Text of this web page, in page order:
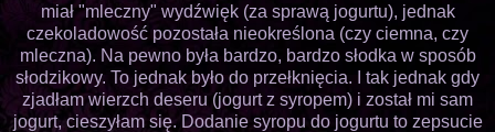
miał "mleczny" wydźwięk (za sprawą jogurtu), jednak
czekoladowość pozostała nieokreślona (czy ciemna, czy
mleczna). Na pewno była bardzo, bardzo słodka w sposób
słodzikowy. To jednak było do przełknięcia. I tak jednak gdy
zjadłam wierzch deseru (jogurt z syropem) i został mi sam
jogurt, cieszyłam się. Dodanie syropu do jogurtu to zepsucie